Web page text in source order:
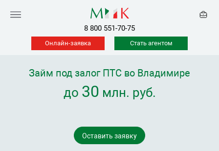
8 800 551-70-75
Онлайн-заявка Стать агентом
Оставить заявку
Займ под залог ПТС во Владимире
до 30 млн. руб.